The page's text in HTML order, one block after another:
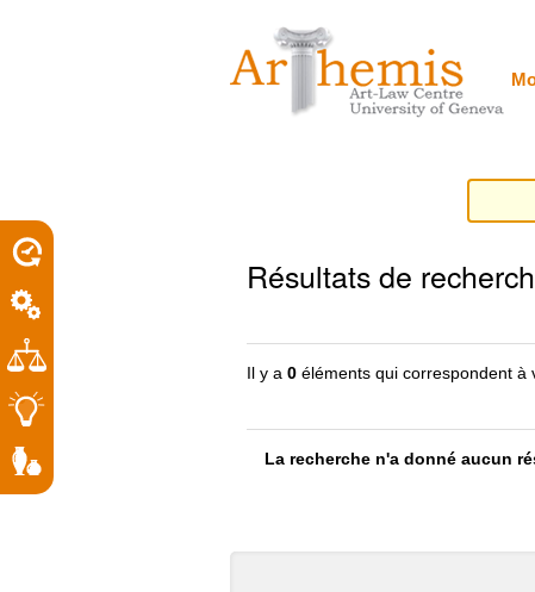
personnels
contenu.
Résultats de
Il y a0 éléments qui correspondent à
La recherche n'a donné aucun